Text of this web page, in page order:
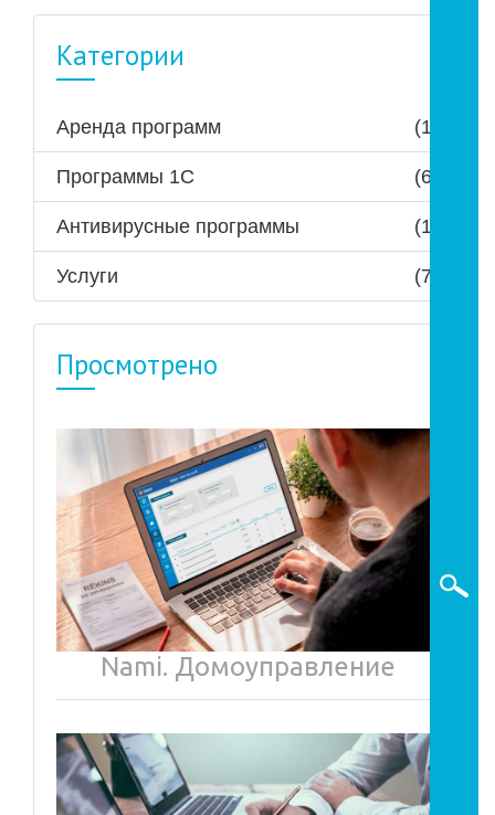
Категории
Аренда программ (1)
Программы 1С (6)
Антивирусные программы (1)
Услуги (7)
Просмотрено
Nami. Домоуправление